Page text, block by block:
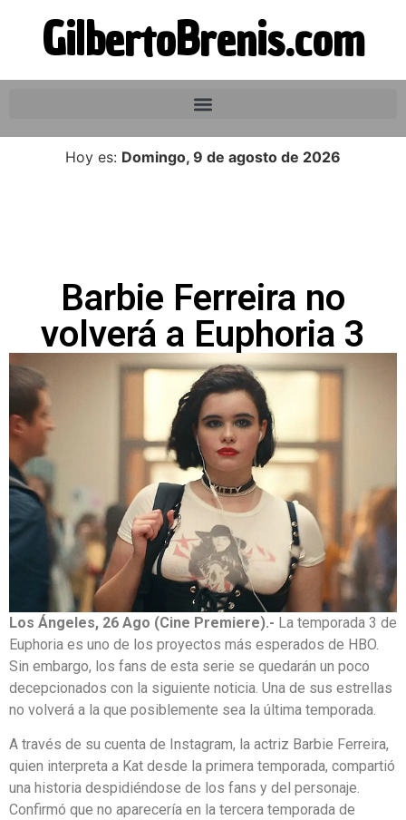
GilbertoBrenis.com
Hoy es: Domingo, 9 de agosto de 2026
Barbie Ferreira no
volverá a Euphoria 3
Los Ángeles, 26 Ago (Cine Premiere).- La temporada 3 de
Euphoria es uno de los proyectos más esperados de HBO.
Sin embargo, los fans de esta serie se quedarán un poco
decepcionados con la siguiente noticia. Una de sus estrellas
no volverá a la que posiblemente sea la última temporada.
A través de su cuenta de Instagram, la actriz Barbie Ferreira,
quien interpreta a Kat desde la primera temporada, compartió
una historia despidiéndose de los fans y del personaje.
Confirmó que no aparecería en la tercera temporada de